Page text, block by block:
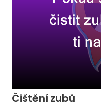
Čištění zubů